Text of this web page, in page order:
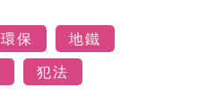
環保
地鐵
犯法